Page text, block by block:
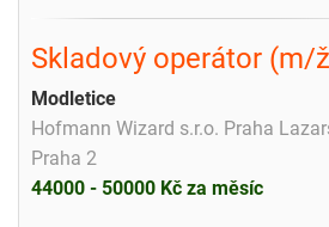
Skladový operátor (m/
Modletice
Hofmann Wizard s.r.o. Praha
Praha 2
44000 - 50000 Kč za měsíc